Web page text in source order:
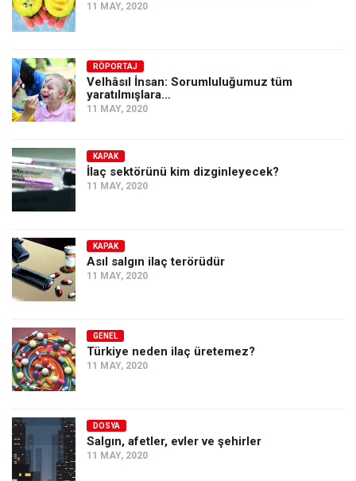
Avustralya
Tarih
Dosyalar
11 MAY, 2020
RÖPORTAJ
Velhâsıl İnsan: Sorumluluğumuz tüm
yaratılmışlara…
11 MAY, 2020
KAPAK
İlaç sektörünü kim dizginleyecek?
11 MAY, 2020
KAPAK
Asıl salgın ilaç terörüdür
11 MAY, 2020
GENEL
Türkiye neden ilaç üretemez?
11 MAY, 2020
DOSYA
Salgın, afetler, evler ve şehirler
11 MAY, 2020